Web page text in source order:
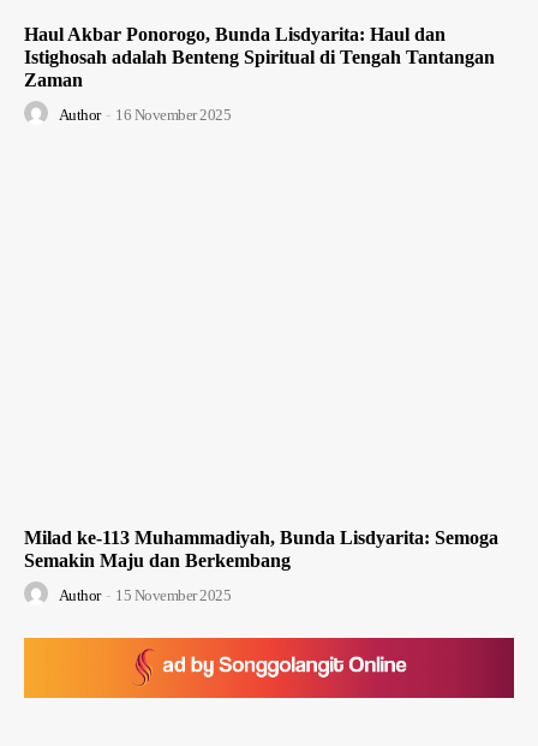
Haul Akbar Ponorogo, Bunda Lisdyarita: Haul dan
Istighosah adalah Benteng Spiritual di Tengah Tantangan
Zaman
Author - 16 November 2025
Milad ke-113 Muhammadiyah, Bunda Lisdyarita: Semoga
Semakin Maju dan Berkembang
Author - 15 November 2025